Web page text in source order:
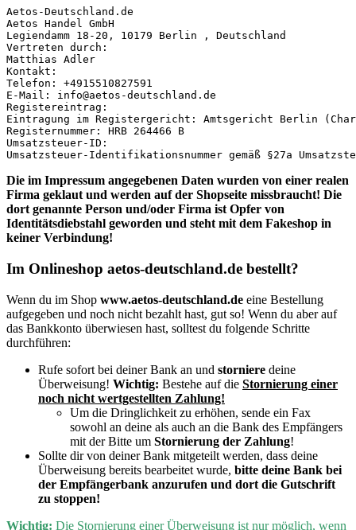
Aetos-Deutschland.de
Aetos Handel GmbH
Legiendamm 18-20, 10179 Berlin , Deutschland
Vertreten durch:
Matthias Adler
Kontakt:
Telefon: +4915510827591
E-Mail: info@aetos-deutschland.de
Registereintrag:
Eintragung im Registergericht: Amtsgericht Berlin
Registernummer: HRB 264466 B
Umsatzsteuer-ID:
Umsatzsteuer-Identifikationsnummer gemäß §27a
Die im Impressum angegebenen Daten wurden von einer realen
Firma geklaut und werden auf der Shopseite missbraucht! Die
dort genannte Person und/oder Firma ist Opfer von
Identitätsdiebstahl geworden und steht mit dem Fakeshop in
keiner Verbindung!
Im Onlineshop aetos-deutschland.de bestellt?
Wenn du im Shop www.aetos-deutschland.de eine Bestellung
aufgegeben und noch nicht bezahlt hast, gut so! Wenn du aber auf
das Bankkonto überwiesen hast, solltest du folgende Schritte
durchführen:
Rufe sofort bei deiner Bank an und storniere deine
Überweisung! Wichtig: Bestehe auf die Stornierung einer
noch nicht wertgestellten Zahlung!
Um die Dringlichkeit zu erhöhen, sende ein Fax
sowohl an deine als auch an die Bank des Empfängers
mit der Bitte um Stornierung der Zahlung!
Sollte dir von deiner Bank mitgeteilt werden, dass deine
Überweisung bereits bearbeitet wurde, bitte deine Bank bei
der Empfängerbank anzurufen und dort die Gutschrift
zu stoppen!
Wichtig: Die Stornierung einer Überweisung ist nur möglich, wenn